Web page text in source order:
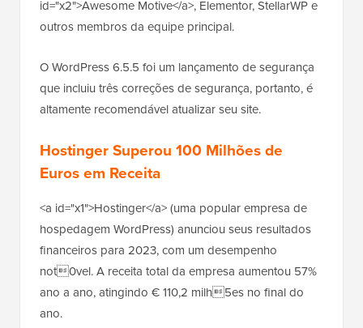
id="x2">Awesome Motive</a>, Elementor, StellarWP e
outros membros da equipe principal.
O WordPress 6.5.5 foi um lançamento de segurança
que incluiu três correções de segurança, portanto, é
altamente recomendável atualizar seu site.
Hostinger Superou 100 Milhões de
Euros em Receita
<a id="x1">Hostinger</a> (uma popular empresa de
hospedagem WordPress) anunciou seus resultados
financeiros para 2023, com um desempenho
not0vel. A receita total da empresa aumentou 57%
ano a ano, atingindo € 110,2 milh5es no final do
ano.